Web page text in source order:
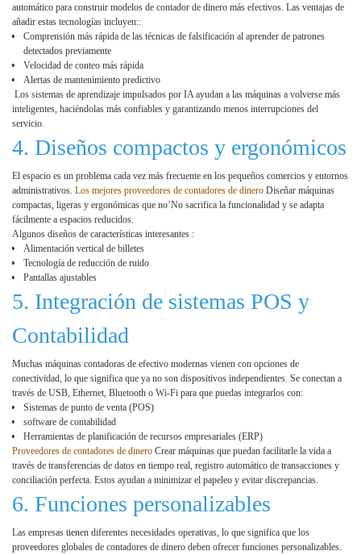
automático para construir modelos de contador de dinero más efectivos. Las ventajas de
añadir estas tecnologías incluyen::
Comprensión más rápida de las técnicas de falsificación al aprender de patrones
detectados previamente
Velocidad de conteo más rápida
Alertas de mantenimiento predictivo
Los sistemas de aprendizaje impulsados ​​por IA ayudan a las máquinas a volverse más
inteligentes, haciéndolas más confiables y garantizando menos interrupciones del
servicio.
4. Diseños compactos y ergonómicos
El espacio es un problema cada vez más frecuente en los pequeños comercios y entornos
administrativos. Los mejores proveedores de contadores de dinero Diseñar máquinas
compactas, ligeras y ergonómicas que no’No sacrifica la funcionalidad y se adapta
fácilmente a espacios reducidos.
Algunos diseños de características interesantes :
Alimentación vertical de billetes
Tecnología de reducción de ruido
Pantallas ajustables
5. Integración de sistemas POS y
Contabilidad
Muchas máquinas contadoras de efectivo modernas vienen con opciones de
conectividad, lo que significa que ya no son dispositivos independientes. Se conectan a
través de USB, Ethernet, Bluetooth o Wi-Fi para que puedas integrarlos con:
Sistemas de punto de venta (POS)
software de contabilidad
Herramientas de planificación de recursos empresariales (ERP)
Proveedores de contadores de dinero Crear máquinas que puedan facilitarle la vida a
través de transferencias de datos en tiempo real, registro automático de transacciones y
conciliación perfecta. Estos ayudan a minimizar el papeleo y evitar discrepancias.
6. Funciones personalizables
Las empresas tienen diferentes necesidades operativas, lo que significa que los
proveedores globales de contadores de dinero deben ofrecer funciones personalizables.